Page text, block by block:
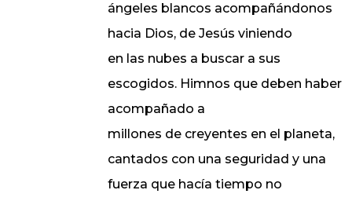
ángeles blancos acompañándonos
hacia Dios, de Jesús viniendo
en las nubes a buscar a sus
escogidos. Himnos que deben haber
acompañado a
millones de creyentes en el planeta,
cantados con una seguridad y una
fuerza que hacía tiempo no